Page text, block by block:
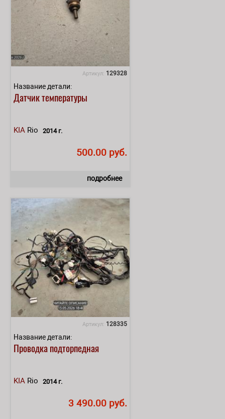
Артикул: 129328
Название детали:
Датчик температуры
KIA Rio 2014 г.
500.00 руб.
подробнее
Артикул: 128335
Название детали:
Проводка подторпедная
KIA Rio 2014 г.
3 490.00 руб.